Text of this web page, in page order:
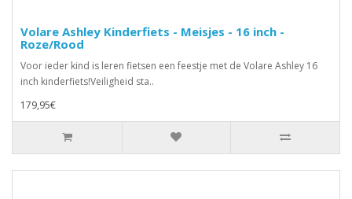
Volare Ashley Kinderfiets - Meisjes - 16 inch -
Roze/Rood
Voor ieder kind is leren fietsen een feestje met de Volare Ashley 16
inch kinderfiets!Veiligheid sta..
179,95€